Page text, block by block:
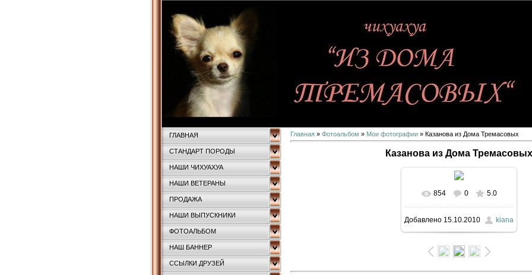
ГЛАВНАЯ
СТАНДАРТ ПОРОДЫ
НАШИ ЧИХУАХУА
НАШИ ВЕТЕРАНЫ
ПРОДАЖА
НАШИ ВЫПУСКНИКИ
ФОТОАЛЬБОМ
НАШ БАННЕР
ССЫЛКИ ДРУЗЕЙ
Главная » Фотоальбом » Мои фотографии » Казанова из Дома Тремасовых
Казанова из Дома Тремасовых
В реальном размере
467x645/ 127.7Kb
854 0 5.0
Добавлено 15.10.2010 kiana